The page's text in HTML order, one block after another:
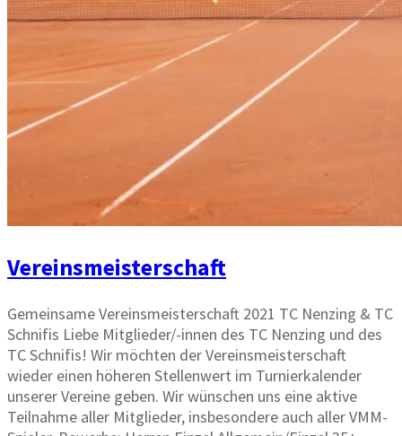
Vereinsmeisterschaft
Gemeinsame Vereinsmeisterschaft 2021 TC Nenzing & TC
Schnifis Liebe Mitglieder/-innen des TC Nenzing und des
TC Schnifis! Wir möchten der Vereinsmeisterschaft
wieder einen höheren Stellenwert im Turnierkalender
unserer Vereine geben. Wir wünschen uns eine aktive
Teilnahme aller Mitglieder, insbesondere auch aller VMM-